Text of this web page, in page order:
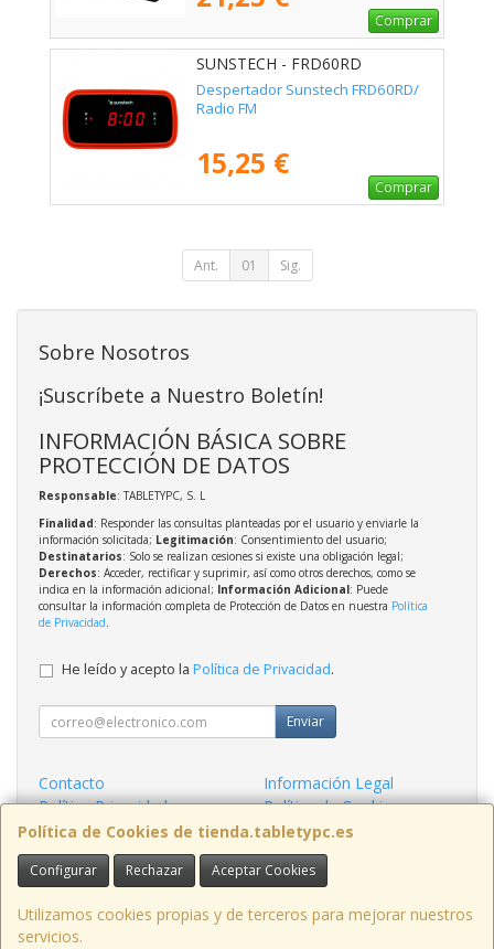
Comprar
SUNSTECH - FRD60RD
Despertador Sunstech FRD60RD/
Radio FM
15,25 €
Comprar
Ant. 01 Sig.
Política de Cookies de tienda.tabletypc.es
Configurar Rechazar Aceptar Cookies
Utilizamos cookies propias y de terceros para mejorar nuestros
servicios.
Sobre Nosotros
¡Suscríbete a Nuestro Boletín!
INFORMACIÓN BÁSICA SOBRE
PROTECCIÓN DE DATOS
Responsable: TABLETYPC, S. L
Finalidad: Responder las consultas planteadas por el usuario y enviarle la
información solicitada; Legitimación: Consentimiento del usuario;
Destinatarios: Solo se realizan cesiones si existe una obligación legal;
Derechos: Acceder, rectificar y suprimir, así como otros derechos, como se
indica en la información adicional; Información Adicional: Puede
consultar la información completa de Protección de Datos en nuestra Política
de Privacidad.
He leído y acepto la Política de Privacidad.
Enviar
Contacto
Información Legal
Política Privacidad
Política de Cookies
Condiciones de Compra
Formas de Pago
Contacto
tienda@tabletypc.es